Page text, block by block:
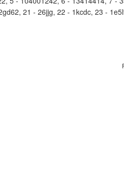
21 - 26jjg, 22 - 1kcdc, 23 -